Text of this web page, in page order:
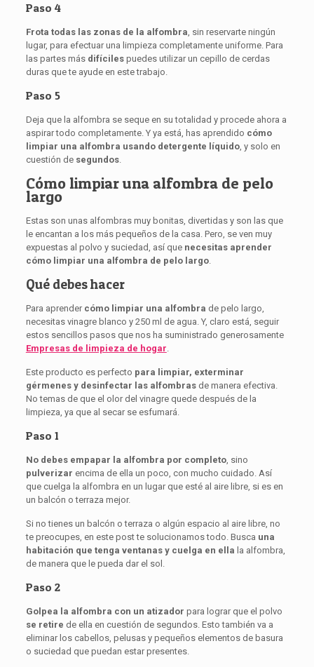
Paso 4
Frota todas las zonas de la alfombra, sin reservarte ningún
lugar, para efectuar una limpieza completamente uniforme. Para
las partes más difícilespuedes utilizar un cepillo de cerdas
duras que te ayude en este trabajo.
Paso 5
Deja que la alfombra se seque en su totalidad y procede ahora a
aspirar todo completamente. Y ya está, has aprendido cómo
limpiar una alfombra usando detergente líquido, y solo en
cuestión de segundos.
Cómo limpiar una alfombra de pelo
largo
Estas son unas alfombras muy bonitas, divertidas y son las que
le encantan a los más pequeños de la casa. Pero, se ven muy
expuestas al polvo y suciedad, así que necesitas aprender
cómo limpiar una alfombra de pelo largo.
Qué debes hacer
Para aprender cómo limpiar una alfombra de pelo largo,
necesitas vinagre blanco y 250 ml de agua. Y, claro está, seguir
estos sencillos pasos que nos ha suministrado generosamente
Empresas de limpieza de hogar.
Este producto es perfecto para limpiar, exterminar
gérmenes y desinfectar las alfombrasde manera efectiva.
No temas de que el olor del vinagre quede después de la
limpieza, ya que al secar se esfumará.
Paso 1
No debes empapar la alfombra por completo, sino
pulverizar encima de ella un poco, con mucho cuidado. Así
que cuelga la alfombra en un lugar que esté al aire libre, si es en
un balcón o terraza mejor.
Si no tienes un balcón o terraza o algún espacio al aire libre, no
te preocupes, en este post te solucionamos todo. Busca una
habitación que tenga ventanas y cuelga en ella la alfombra,
de manera que le pueda dar el sol.
Paso 2
Golpea la alfombra con un atizador para lograr que el polvo
se retire de ella en cuestión de segundos. Esto también va a
eliminar los cabellos, pelusas y pequeños elementos de basura
o suciedad que puedan estar presentes.